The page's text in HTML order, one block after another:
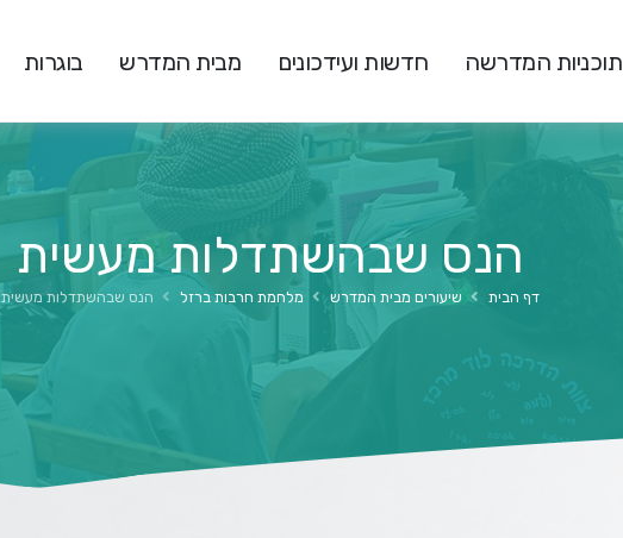
תוכניות המדרשה חדשות ועידכונים מבית המדרש בוגרות
הנס שבהשתדלות מעשית
דף הבית שיעורים מבית המדרש מלחמת חרבות ברזל הנס שבהשתדלות מעשית